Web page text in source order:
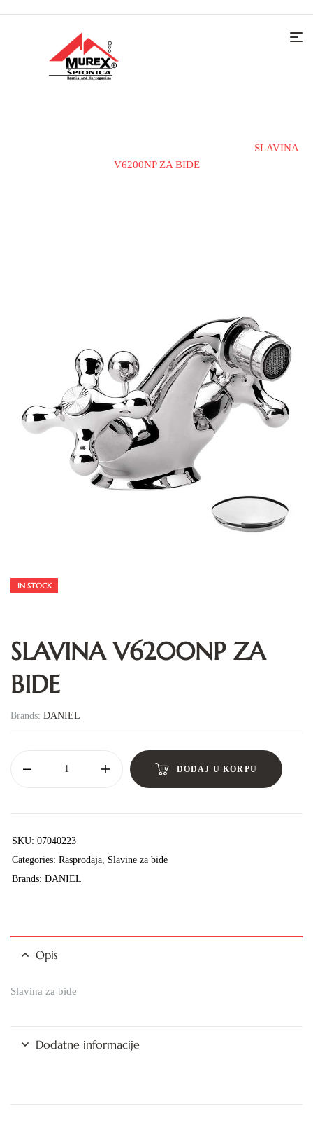
SLAVINA
V6200NP ZA BIDE
IN STOCK
SLAVINA V6200NP ZA
BIDE
Brands: DANIEL
DODAJ U KORPU
SKU: 07040223
Categories: Rasprodaja, Slavine za bide
Brands: DANIEL
Opis
Slavina za bide
Dodatne informacije